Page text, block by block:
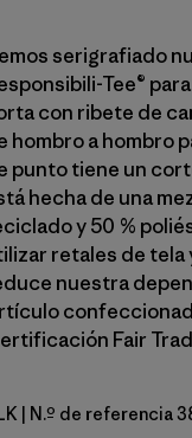
serigrafiado
Tee®
con ribete de
hombro a hombro
punto tiene un
hecha de una
y 50 %
retales de tela
nuestra
Fair
| N.º de referencia